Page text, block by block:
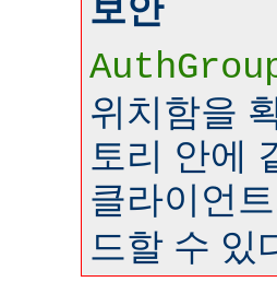
보안
위치함을
토리 안에
클라이언
드할 수 있